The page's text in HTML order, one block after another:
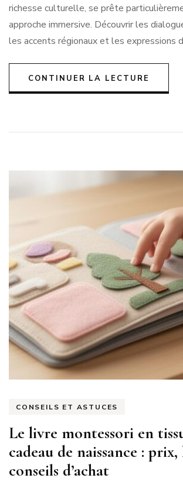
richesse culturelle, se prête
approche immersive. Découvrir les
les accents régionaux et les expressions
CONTINUER LA LECTURE
CONSEILS ET ASTUCES
Le livre montessori en
cadeau de naissance :
conseils d’achat